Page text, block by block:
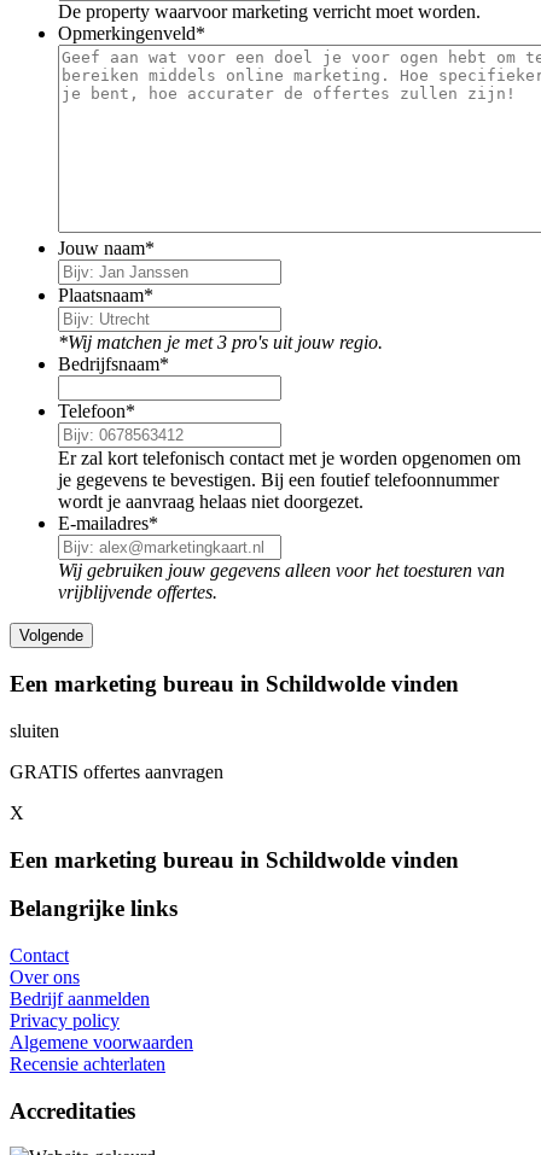
De property waarvoor marketing verricht moet worden.
Opmerkingenveld*
Jouw naam*
Plaatsnaam*
*Wij matchen je met 3 pro's uit jouw regio.
Bedrijfsnaam*
Telefoon*
Er zal kort telefonisch contact met je worden opgenomen om
je gegevens te bevestigen. Bij een foutief telefoonnummer
wordt je aanvraag helaas niet doorgezet.
E-mailadres*
Wij gebruiken jouw gegevens alleen voor het toesturen van
vrijblijvende offertes.
Een marketing bureau in Schildwolde vinden
sluiten
GRATIS offertes aanvragen
X
Een marketing bureau in Schildwolde vinden
Belangrijke links
Contact
Over ons
Bedrijf aanmelden
Privacy policy
Algemene voorwaarden
Recensie achterlaten
Accreditaties